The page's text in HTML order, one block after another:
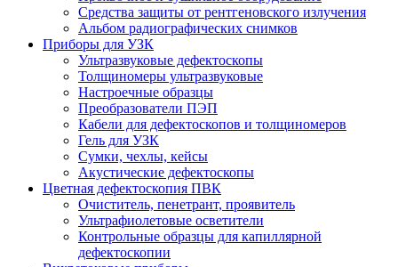
Средства защиты от рентгеновского излучения
Альбом радиографических снимков
Приборы для УЗК
Ультразвуковые дефектоскопы
Толщиномеры ультразвуковые
Настроечные образцы
Преобразователи ПЭП
Кабели для дефектоскопов и толщиномеров
Гель для УЗК
Сумки, чехлы, кейсы
Акустические дефектоскопы
Цветная дефектоскопия ПВК
Очиститель, пенетрант, проявитель
Ультрафиолетовые осветители
Контрольные образцы для капиллярной
дефектоскопии